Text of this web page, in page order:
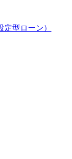
型ローン）